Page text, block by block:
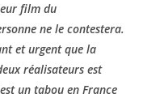
film du
ne le contestera.
et urgent que la
réalisateurs est
un tabou en France